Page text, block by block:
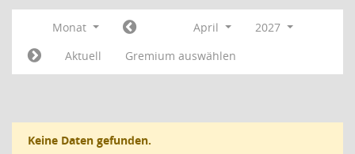
Monat April
2027
Aktuell
Gremium auswählen
Keine Daten gefunden.